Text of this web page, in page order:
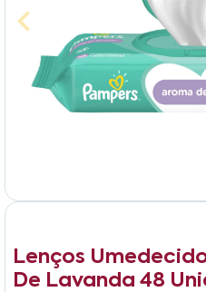
Lenços
De Lavanda 48